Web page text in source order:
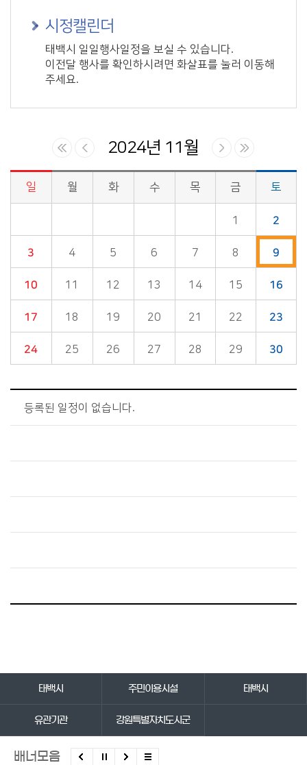
시정캘린더
태백시 일일행사일정을 보실 수 있습니다.
이전달 행사를 확인하시려면 화살표를 눌러 이동해
주세요.
2024년 11월
시정소식>시정 캘린더 게시판의 (2024년 11월) 달력형태로 일정명, 일정내용을 제공합니다.
일 월 화 수 목 금 토
1 2
3 4 5 6 7 8 9
10 11 12 13 14 15 16
17 18 19 20 21 22 23
24 25 26 27 28 29 30
등록된 일정이 없습니다.
태백시 주민이용시설 태백시
유관기관 강원특별자치도시군
배너모음